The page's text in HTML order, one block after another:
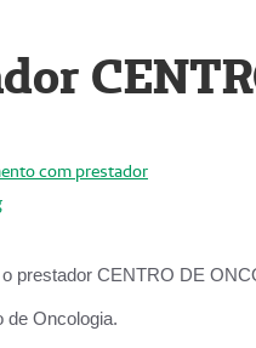
com prestador
o prestador CENTRO DE
de Oncologia.